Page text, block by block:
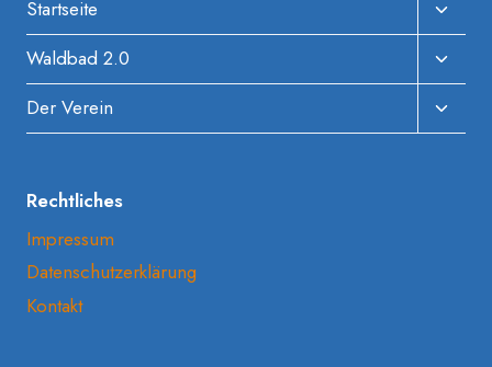
Startseite
Waldbad 2.0
Der Verein
Rechtliches
Impressum
Datenschutzerklärung
Kontakt